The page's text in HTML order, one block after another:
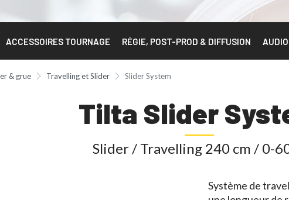
ACCESSOIRES TOURNAGE RÉGIE, POST-PROD & DIFFUSION AUDIO
& grue Travelling et Slider Slider System
Tilta Slider
Slider / Travelling 240 cm / 0-
Système de